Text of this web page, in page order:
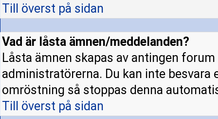
Till överst på sidan
Vad är låsta ämnen/meddelanden?
Låsta ämnen skapas av antingen
administratörerna. Du kan inte
omröstning så stoppas denna
Till överst på sidan